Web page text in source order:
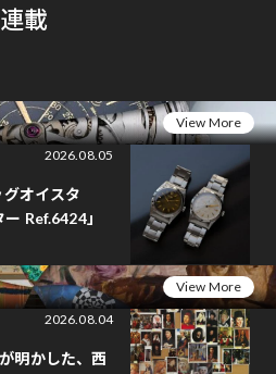
連載
View More
2026.08.05
オイスタ
Ref.6424」
View More
2026.08.04
明かした、西